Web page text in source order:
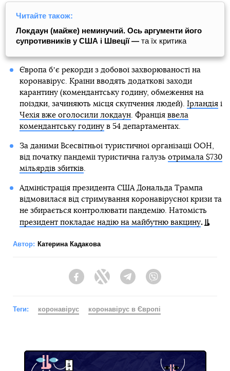
Читайте також:
Локдаун (майже) неминучий. Ось аргументи його
супротивників у США і Швеції — та їх критика
Європа бʼє рекорди з добової захворюваності на
коронавірус. Країни вводять додаткові заходи
карантину (комендантську годину, обмеження на
поїздки, зачиняють місця скупчення людей). Ірландіяі
Чехія вже оголосили локдаун. Франція ввела
комендантську годинув 54 департаментах.
За даними Всесвітньої туристичної організації ООН,
від початку пандемії туристична галузь отримала $730
мільярдів збитків.
Адміністрація президента США Дональда Трампа
відмовилася від стримування коронавірусної кризи та
не збирається контролювати пандемію. Натомість
президент покладає надію на майбутню вакцину.
Автор: Катерина Кадакова
FacebookTwitter Telegram
Теги: коронавірус коронавірус в Європі